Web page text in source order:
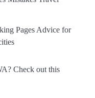
Pages Advice for
Check out this